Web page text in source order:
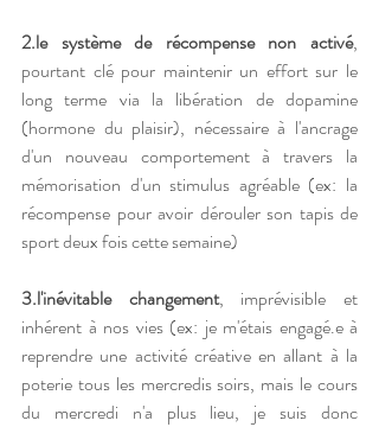
2.le système de récompense non activé,
pourtant clé pour maintenir un effort sur le
long terme via la libération de dopamine
(hormone du plaisir), nécessaire à l'ancrage
d'un nouveau comportement à travers la
mémorisation d'un stimulus agréable (ex: la
récompense pour avoir dérouler son tapis de
sport deux fois cette semaine)
3.l'inévitable changement, imprévisible et
inhérent à nos vies (ex: je m'étais engagé.e à
reprendre une activité créative en allant à la
poterie tous les mercredis soirs, mais le cours
du mercredi n'a plus lieu, je suis donc